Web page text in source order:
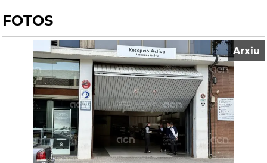
FOTOS
Arxiu